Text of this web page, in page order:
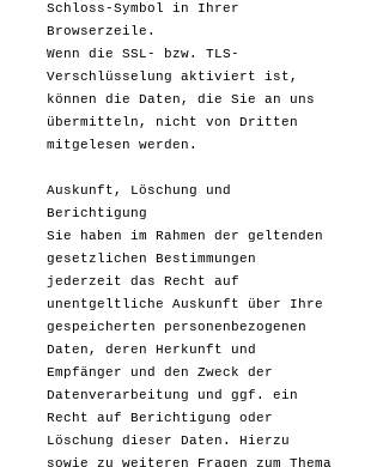
Schloss-Symbol in Ihrer
Browserzeile.
Wenn die SSL- bzw. TLS-
Verschlüsselung aktiviert ist,
können die Daten, die Sie an uns
übermitteln, nicht von Dritten
mitgelesen werden.
Auskunft, Löschung und
Berichtigung
Sie haben im Rahmen der geltenden
gesetzlichen Bestimmungen
jederzeit das Recht auf
unentgeltliche Auskunft über Ihre
gespeicherten personenbezogenen
Daten, deren Herkunft und
Empfänger und den Zweck der
Datenverarbeitung und ggf. ein
Recht auf Berichtigung oder
Löschung dieser Daten. Hierzu
sowie zu weiteren Fragen zum Thema